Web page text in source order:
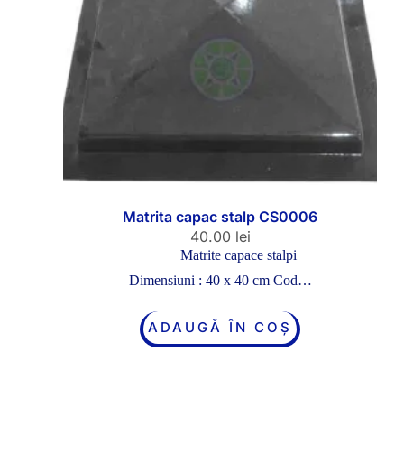
Matrita capac stalp CS0006
40.00 lei
Matrite capace stalpi
Dimensiuni : 40 x 40 cm Cod…
ADAUGĂ ÎN COȘ